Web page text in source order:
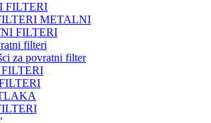
FILTERI
METALNI
FILTERI
filteri
za povratni filter